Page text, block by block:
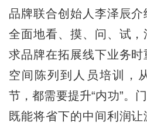
品牌联合创始人李泽辰
全面地看、摸、问、试
求品牌在拓展线下业务
空间陈列到人员培训，
节，都需要提升“内功”。
既能将省下的中间利润